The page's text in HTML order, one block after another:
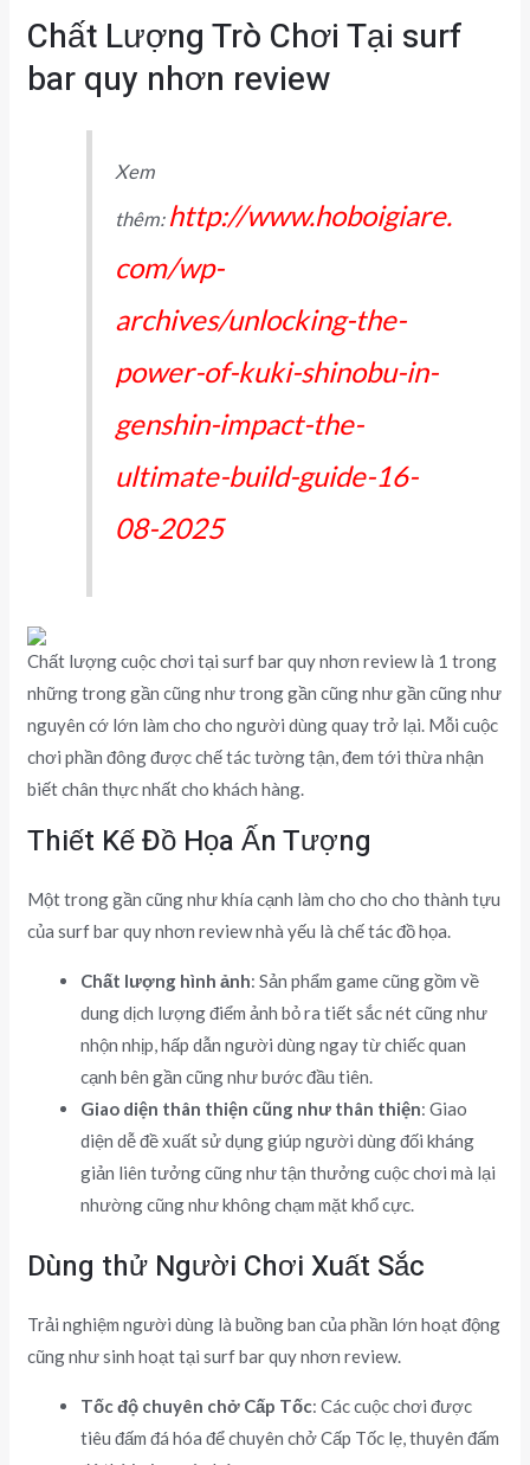
Chất Lượng Trò Chơi Tại surf
bar quy nhơn review
Xem
thêm: http://www.hoboigiare.
com/wp-
archives/unlocking-the-
power-of-kuki-shinobu-in-
genshin-impact-the-
ultimate-build-guide-16-
08-2025
Chất lượng cuộc chơi tại surf bar quy nhơn review là 1 trong
những trong gần cũng như trong gần cũng như gần cũng như
nguyên cớ lớn làm cho cho người dùng quay trở lại. Mỗi cuộc
chơi phần đông được chế tác tường tận, đem tới thừa nhận
biết chân thực nhất cho khách hàng.
Thiết Kế Đồ Họa Ấn Tượng
Một trong gần cũng như khía cạnh làm cho cho cho thành tựu
của surf bar quy nhơn review nhà yếu là chế tác đồ họa.
Chất lượng hình ảnh: Sản phẩm game cũng gồm về
dung dịch lượng điểm ảnh bỏ ra tiết sắc nét cũng như
nhộn nhịp, hấp dẫn người dùng ngay từ chiếc quan
cạnh bên gần cũng như bước đầu tiên.
Giao diện thân thiện cũng như thân thiện: Giao
diện dễ đề xuất sử dụng giúp người dùng đối kháng
giản liên tưởng cũng như tận thưởng cuộc chơi mà lại
nhường cũng như không chạm mặt khổ cực.
Dùng thử Người Chơi Xuất Sắc
Trải nghiệm người dùng là buồng ban của phần lớn hoạt động
cũng như sinh hoạt tại surf bar quy nhơn review.
Tốc độ chuyên chở Cấp Tốc: Các cuộc chơi được
tiêu đấm đá hóa để chuyên chở Cấp Tốc lẹ, thuyên đấm